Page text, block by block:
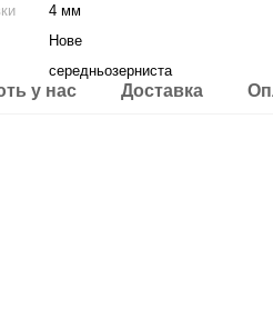
4 мм
Нове
середньозерниста
у нас Доставка